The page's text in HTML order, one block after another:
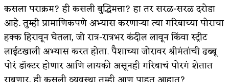
कसला पराक्रम? ही कसली बुद्धिमत्ता? हा तर सरळ-सरळ दरोडा
आहे. तुम्ही प्रामाणिकपणे अभ्यास करणाऱ्या त्या गरिबाच्या पोराचा
हक्क हिरावून घेतला, जो रात्र-रात्रभर कंदील लावून किंवा स्ट्रीट
लाईटखाली अभ्यास करत होता. पैशाच्या जोरावर श्रीमंतांची ढब्बू
पोरं डॉक्टर होणार आणि लायकी असूनही गरिबाचं पोरगं शेतात